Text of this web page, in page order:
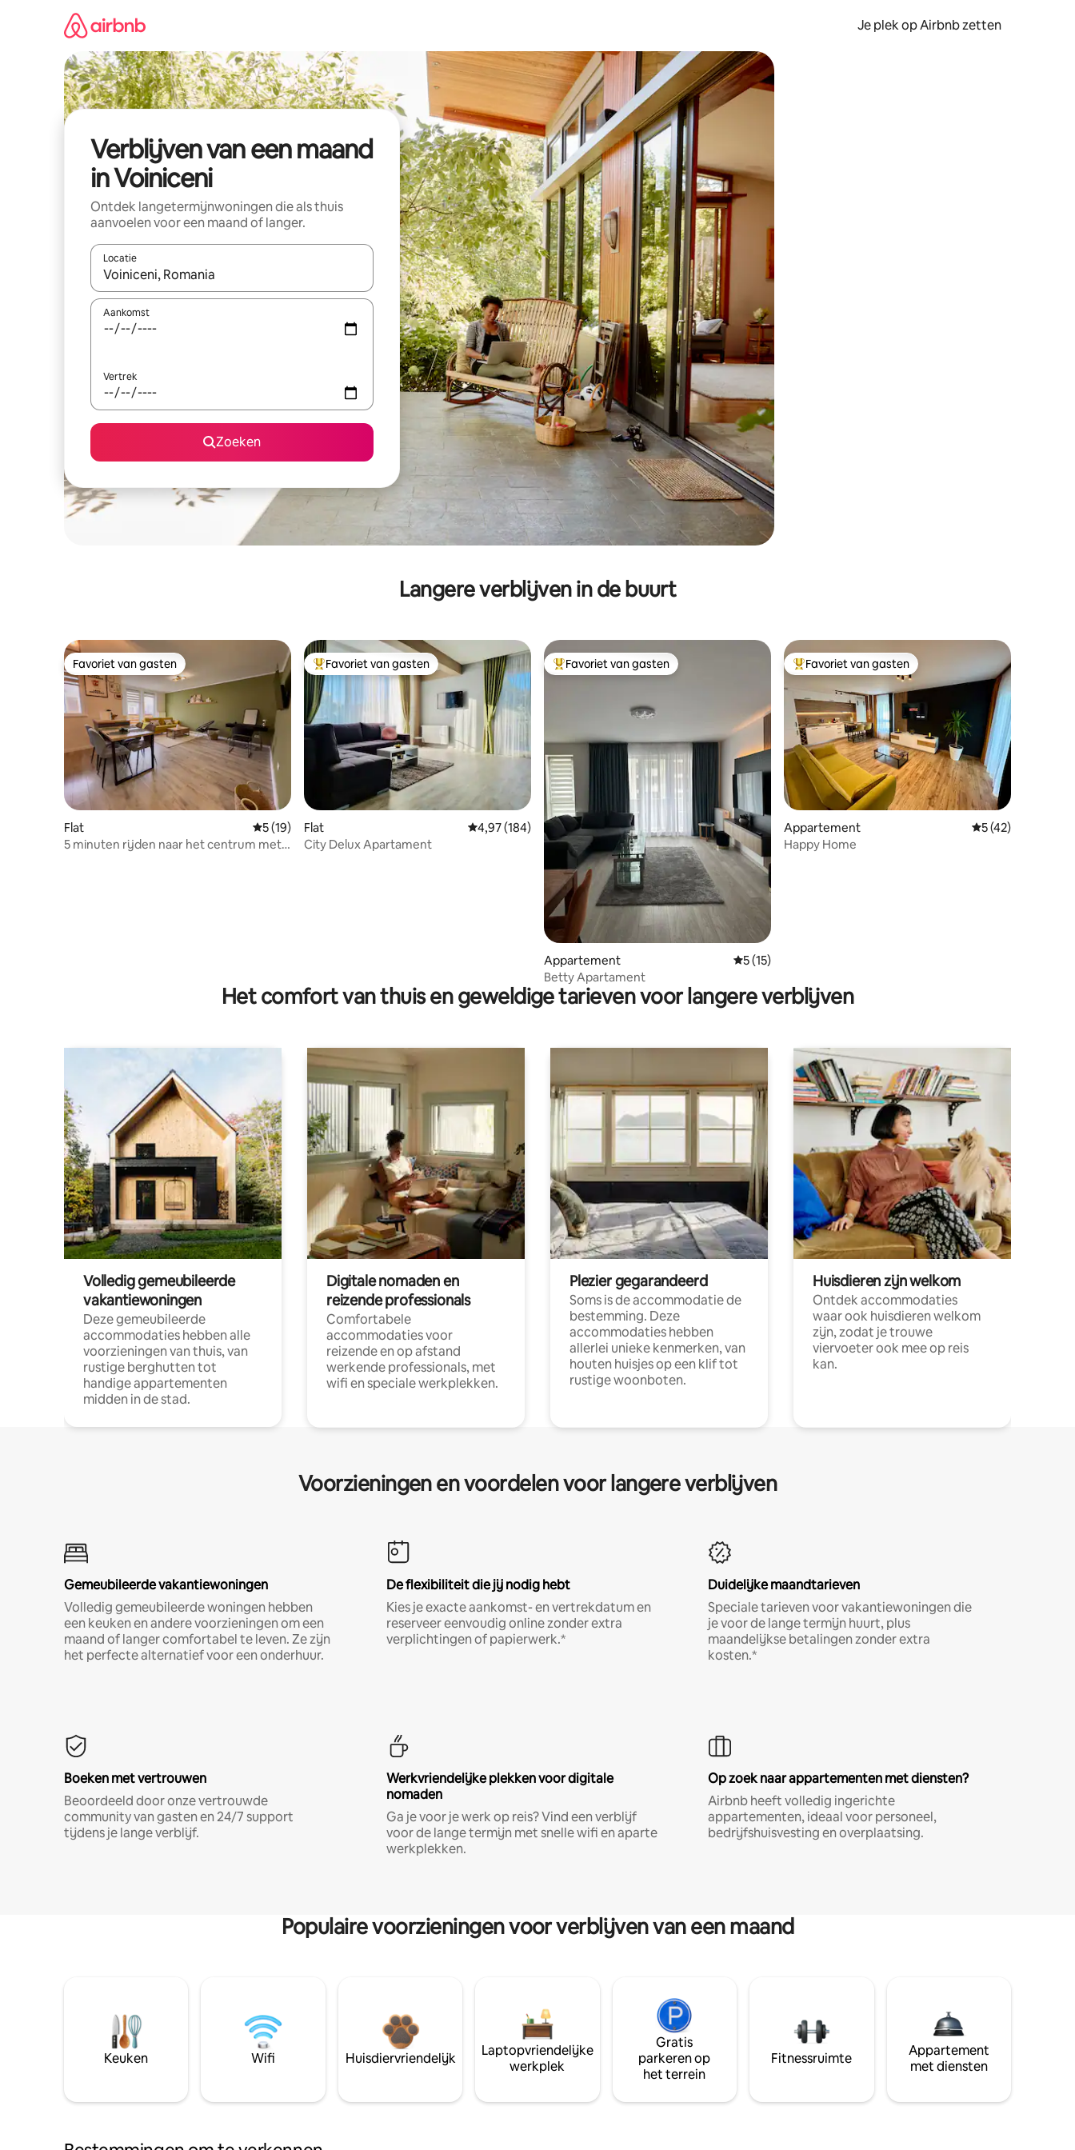
Je plek op Airbnb zetten
Verblijven van een maand
in Voiniceni
Ontdek langetermijnwoningen die als thuis
aanvoelen voor een maand of langer.
Locatie
Wanneer er resultaten beschikbaar zijn, maak je een keuze met je de pijltjestoetsen omhoog en omlaag, óf door te tikken of swipen.
Aankomst
Vertrek
Zoeken
Langere verblijven in de buurt
Favoriet van gasten
Favoriet van gasten
Flat Gemiddelde beoordeling van 5 op 5, 19 recensies
5 (19)
5 minuten rijden naar het centrum met
Topfavoriet van gasten
Favoriet van gasten
Flat Gemiddelde beoordeling van 4,97 op 5, 184 recensies
4,97 (184)
City Delux Apartament
Topfavoriet van gasten
Favoriet van gasten
Appartement Gemiddelde beoordeling van 5 op 5, 15 recensies
5 (15)
Betty Apartament
Topfavoriet van gasten
Favoriet van gasten
Appartement Gemiddelde
5 (42)
Happy Home
Het comfort van thuis en geweldige tarieven voor langere verblijven
Volledig gemeubileerde
vakantiewoningen
Deze gemeubileerde
accommodaties hebben alle
voorzieningen van thuis, van
rustige berghutten tot
handige appartementen
midden in de stad.
Digitale nomaden en
reizende professionals
Comfortabele
accommodaties voor
reizende en op afstand
werkende professionals, met
wifi en speciale werkplekken.
Plezier gegarandeerd
Soms is de accommodatie de
bestemming. Deze
accommodaties hebben
allerlei unieke kenmerken, van
houten huisjes op een klif tot
rustige woonboten.
Huisdieren zijn welkom
Ontdek accommodaties
waar ook huisdieren welkom
zijn, zodat je trouwe
viervoeter ook mee op reis
kan.
Voorzieningen en voordelen voor langere verblijven
Gemeubileerde vakantiewoningen
Volledig gemeubileerde woningen hebben
een keuken en andere voorzieningen om een
maand of langer comfortabel te leven. Ze zijn
het perfecte alternatief voor een onderhuur.
De flexibiliteit die jij nodig hebt
Kies je exacte aankomst- en vertrekdatum en
reserveer eenvoudig online zonder extra
verplichtingen of papierwerk.*
Duidelijke maandtarieven
Speciale tarieven voor vakantiewoningen die
je voor de lange termijn huurt, plus
maandelijkse betalingen zonder extra
kosten.*
Boeken met vertrouwen
Beoordeeld door onze vertrouwde
community van gasten en 24/7 support
tijdens je lange verblijf.
Werkvriendelijke plekken voor digitale
nomaden
Ga je voor je werk op reis? Vind een verblijf
voor de lange termijn met snelle wifi en aparte
werkplekken.
Op zoek naar appartementen met diensten?
Airbnb heeft volledig ingerichte
appartementen, ideaal voor personeel,
bedrijfshuisvesting en overplaatsing.
Populaire voorzieningen voor verblijven van een maand
Keuken Wifi Huisdiervriendelijk
Laptopvriendelijke
werkplek
Gratis
parkeren op
het terrein
Fitnessruimte
Appartement
met diensten